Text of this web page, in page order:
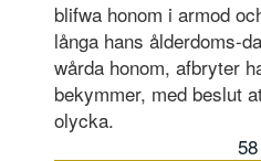
blifwa honom i armod
långa hans ålderdoms-
wårda honom, afbryter
bekymmer, med beslut
olycka.
58